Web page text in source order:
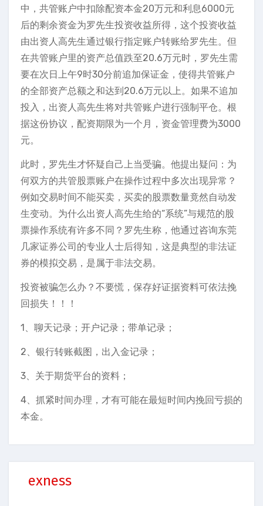
中，共管账户中扣除配资本金20万元和利息6000元
后的剩余资金为罗先生投资收益所得，这个投资收益
由出资人高先生通过银行指定账户转账给罗先生。但
在共管账户里的资产总值跌至20.6万元时，罗先生需
要在次日上午9时30分前追加保证金，使得共管账户
的全部资产总额之和达到20.6万元以上。如果不追加
投入，出资人高先生将对共管账户进行强制平仓。根
据这份协议，配资期限为一个月，资金管理费为3000
元。
此时，罗先生才怀疑自己上当受骗。他提出疑问：为
何双方的共管股票账户在操作过程中多次出现异常？
例如交易时间不能买卖，买卖的股票数量竟然自动发
生变动。为什么出资人高先生给的“系统”与规范的股
票操作系统有许多不同？罗先生称，他通过咨询东莞
几家证券公司的专业人士后得知，这是典型的非法证
券的模拟交易，是属于非法交易。
投资被骗怎么办？不要慌，保存好证据资料可依法挽
回损失！！！
1、聊天记录；开户记录；带单记录；
2、银行转账截图，出入金记录；
3、关于期货平台的资料；
4、抓紧时间办理，才有可能在最短时间内挽回亏损的
本金。
exness